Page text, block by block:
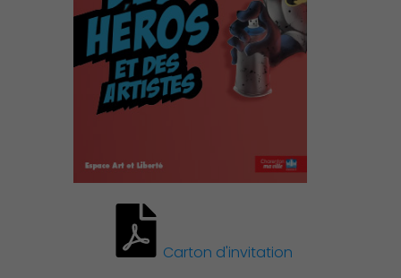
Carton d'invitation